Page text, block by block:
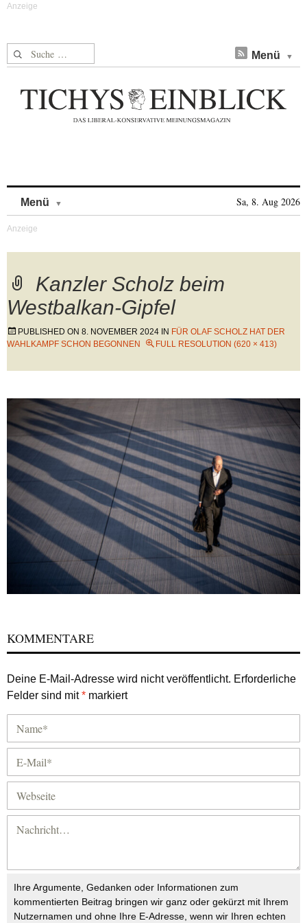
Suche nach: Menü
Menü Sa, 8. Aug 2026
Kanzler Scholz beim
Westbalkan-Gipfel
PUBLISHED ON 8. NOVEMBER 2024 IN FÜR OLAF SCHOLZ HAT DER
WAHLKAMPF SCHON BEGONNEN
FULL RESOLUTION (620 × 413)
KOMMENTARE
Deine E-Mail-Adresse wird nicht veröffentlicht. Erforderliche
Felder sind mit* markiert
Ihre Argumente, Gedanken oder Informationen zum
kommentierten Beitrag bringen wir ganz oder gekürzt mit Ihrem
Nutzernamen und ohne Ihre E-Adresse, wenn wir Ihren echten